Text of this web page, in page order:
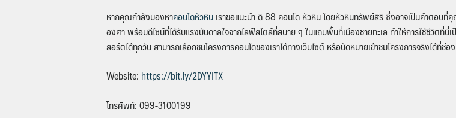
หากคุณกำลังมองหาคอนโดหัวหินเราขอแนะนำดิ 88 คอนโด หัวหิน โดยหัวหินทรัพย์สิริซึ่งอาจเป็นคำตอบที่คุ
องศา พร้อมดีไซน์ที่ได้รับแรงบันดาลใจจากไลฟ์สไตล์ที่สบาย ๆ ในแถบพื้นที่เมืองชายทะเล ทำให้การใช้ชีวิต
สอร์ตได้ทุกวัน สามารถเลือกชมโครงการคอนโดของเราได้ทางเว็บไซต์ หรือนัดหมายเข้าชมโครงการจริงได้ที่ช่
Website: https://bit.ly/2DYYITX
โทรศัพท์:099-3100199